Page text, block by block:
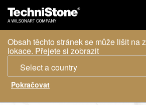
Obsah těchto stránek se může lišit na
lokace. Přejete si zobrazit
Select a country